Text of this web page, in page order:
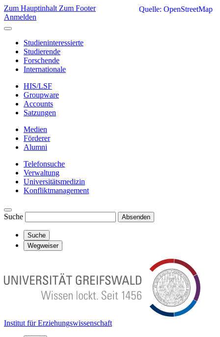
Zum Hauptinhalt Zum Footer
Anmelden
Studieninteressierte
Studierende
Forschende
Internationale
HIS/LSF
Groupware
Accounts
Satzungen
Medien
Förderer
Alumni
Telefonsuche
Verwaltung
Universitätsmedizin
Konfliktmanagement
Suche Absenden
Suche
Wegweiser
Institut für Erziehungswissenschaft
Quelle: OpenStreetMap